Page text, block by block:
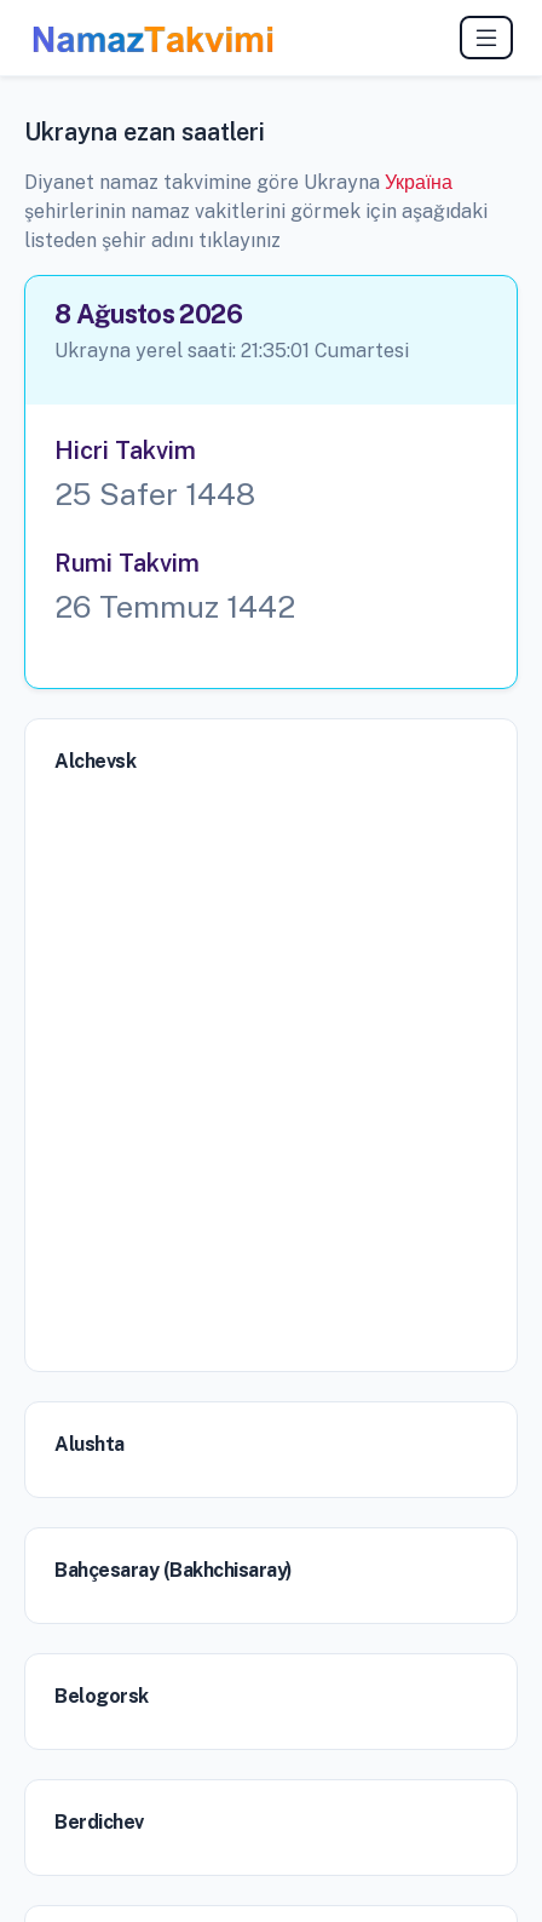
Ukrayna ezan saatleri
Diyanet namaz takvimine göre Ukrayna Україна
şehirlerinin namaz vakitlerini görmek için aşağıdaki
listeden şehir adını tıklayınız
8 Ağustos 2026
Ukrayna yerel saati: 21:35:02 Cumartesi
Hicri Takvim
25 Safer 1448
Rumi Takvim
26 Temmuz 1442
Alchevsk
Alushta
Bahçesaray (Bakhchisaray)
Belogorsk
Berdichev